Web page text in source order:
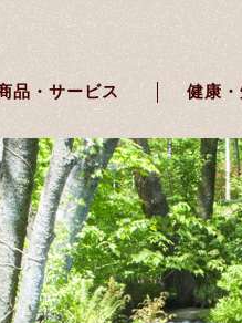
品・サービス 健康